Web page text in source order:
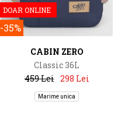
DOAR ONLINE
-35%
CABIN ZERO
Classic 36L
459 Lei 298 Lei
Marime unica